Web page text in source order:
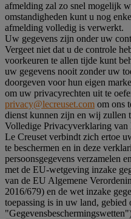
afmelding zal zo snel mogelijk
omstandigheden kunt u nog
afmelding volledig is verwerkt.
Uw gegevens zijn onder uw
Vergeet niet dat u de controle
voorkeuren te allen tijde kunt
uw gegevens nooit zonder uw
doorgeven voor hun eigen
om uw privacyrechten uit te
privacy@lecreuset.com om ons
dienst kunnen zijn en wij zullen
Volledige Privacyverklaring van
Le Creuset verbindt zich ertoe
te beschermen en in deze
persoonsgegevens verzamelen
met de EU-wetgeving inzake
van de EU Algemene
2016/679) en de wet inzake
toepassing is in uw land, gebied